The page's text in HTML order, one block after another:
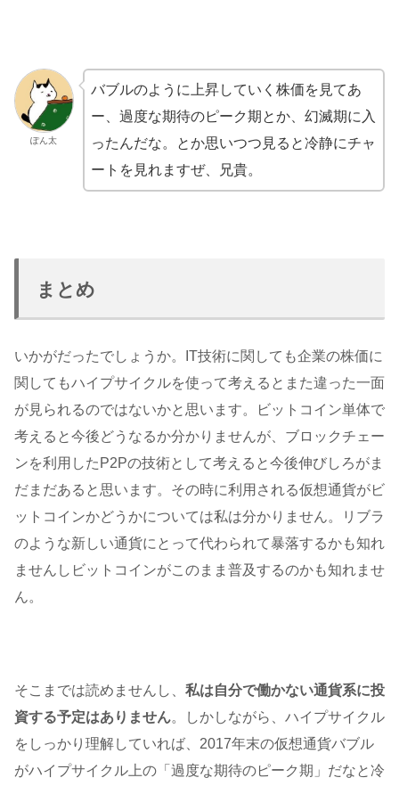
ぽん太
バブルのように上昇していく株価を見てあ
ー、過度な期待のピーク期とか、幻滅期に入
ったんだな。とか思いつつ見ると冷静にチャ
ートを見れますぜ、兄貴。
まとめ
いかがだったでしょうか。IT技術に関しても企業の株価に
関してもハイプサイクルを使って考えるとまた違った一面
が見られるのではないかと思います。ビットコイン単体で
考えると今後どうなるか分かりませんが、ブロックチェー
ンを利用したP2Pの技術として考えると今後伸びしろがま
だまだあると思います。その時に利用される仮想通貨がビ
ットコインかどうかについては私は分かりません。リブラ
のような新しい通貨にとって代わられて暴落するかも知れ
ませんしビットコインがこのまま普及するのかも知れませ
ん。
そこまでは読めませんし、 私は自分で働かない通貨系に投
資する予定はありません。しかしながら、ハイプサイクル
をしっかり理解していれば、2017年末の仮想通貨バブル
がハイプサイクル上の「過度な期待のピーク期」だなと冷